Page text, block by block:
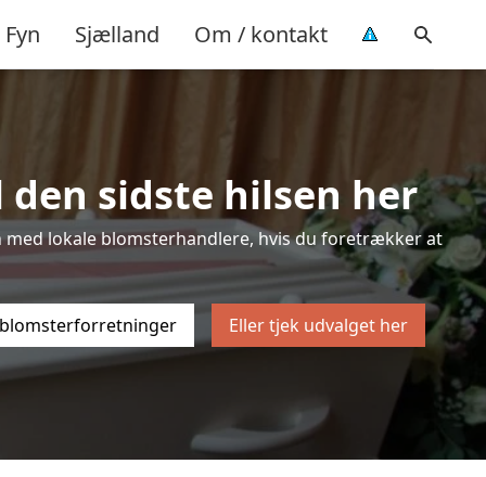
Fyn Sjælland Om / kontakt
sidste hilsen her
lokale blomsterhandlere, hvis du foretrækker at
Eller tjek udvalget her